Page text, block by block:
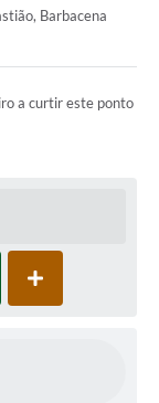
Barbacena
a curtir este ponto